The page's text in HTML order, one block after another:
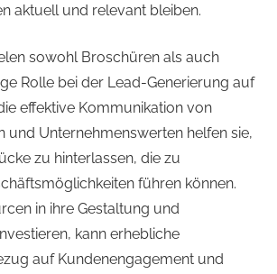
aktuell und relevant bleiben.
sowohl Broschüren als auch
Rolle bei der Lead-Generierung auf
effektive Kommunikation von
und Unternehmenswerten helfen sie,
zu hinterlassen, die zu
führen können.
in ihre Gestaltung und
kann erhebliche
auf Kundenengagement und